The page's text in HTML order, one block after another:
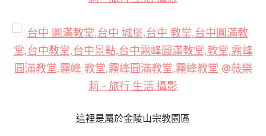
這裡是屬於金陵山宗教園區